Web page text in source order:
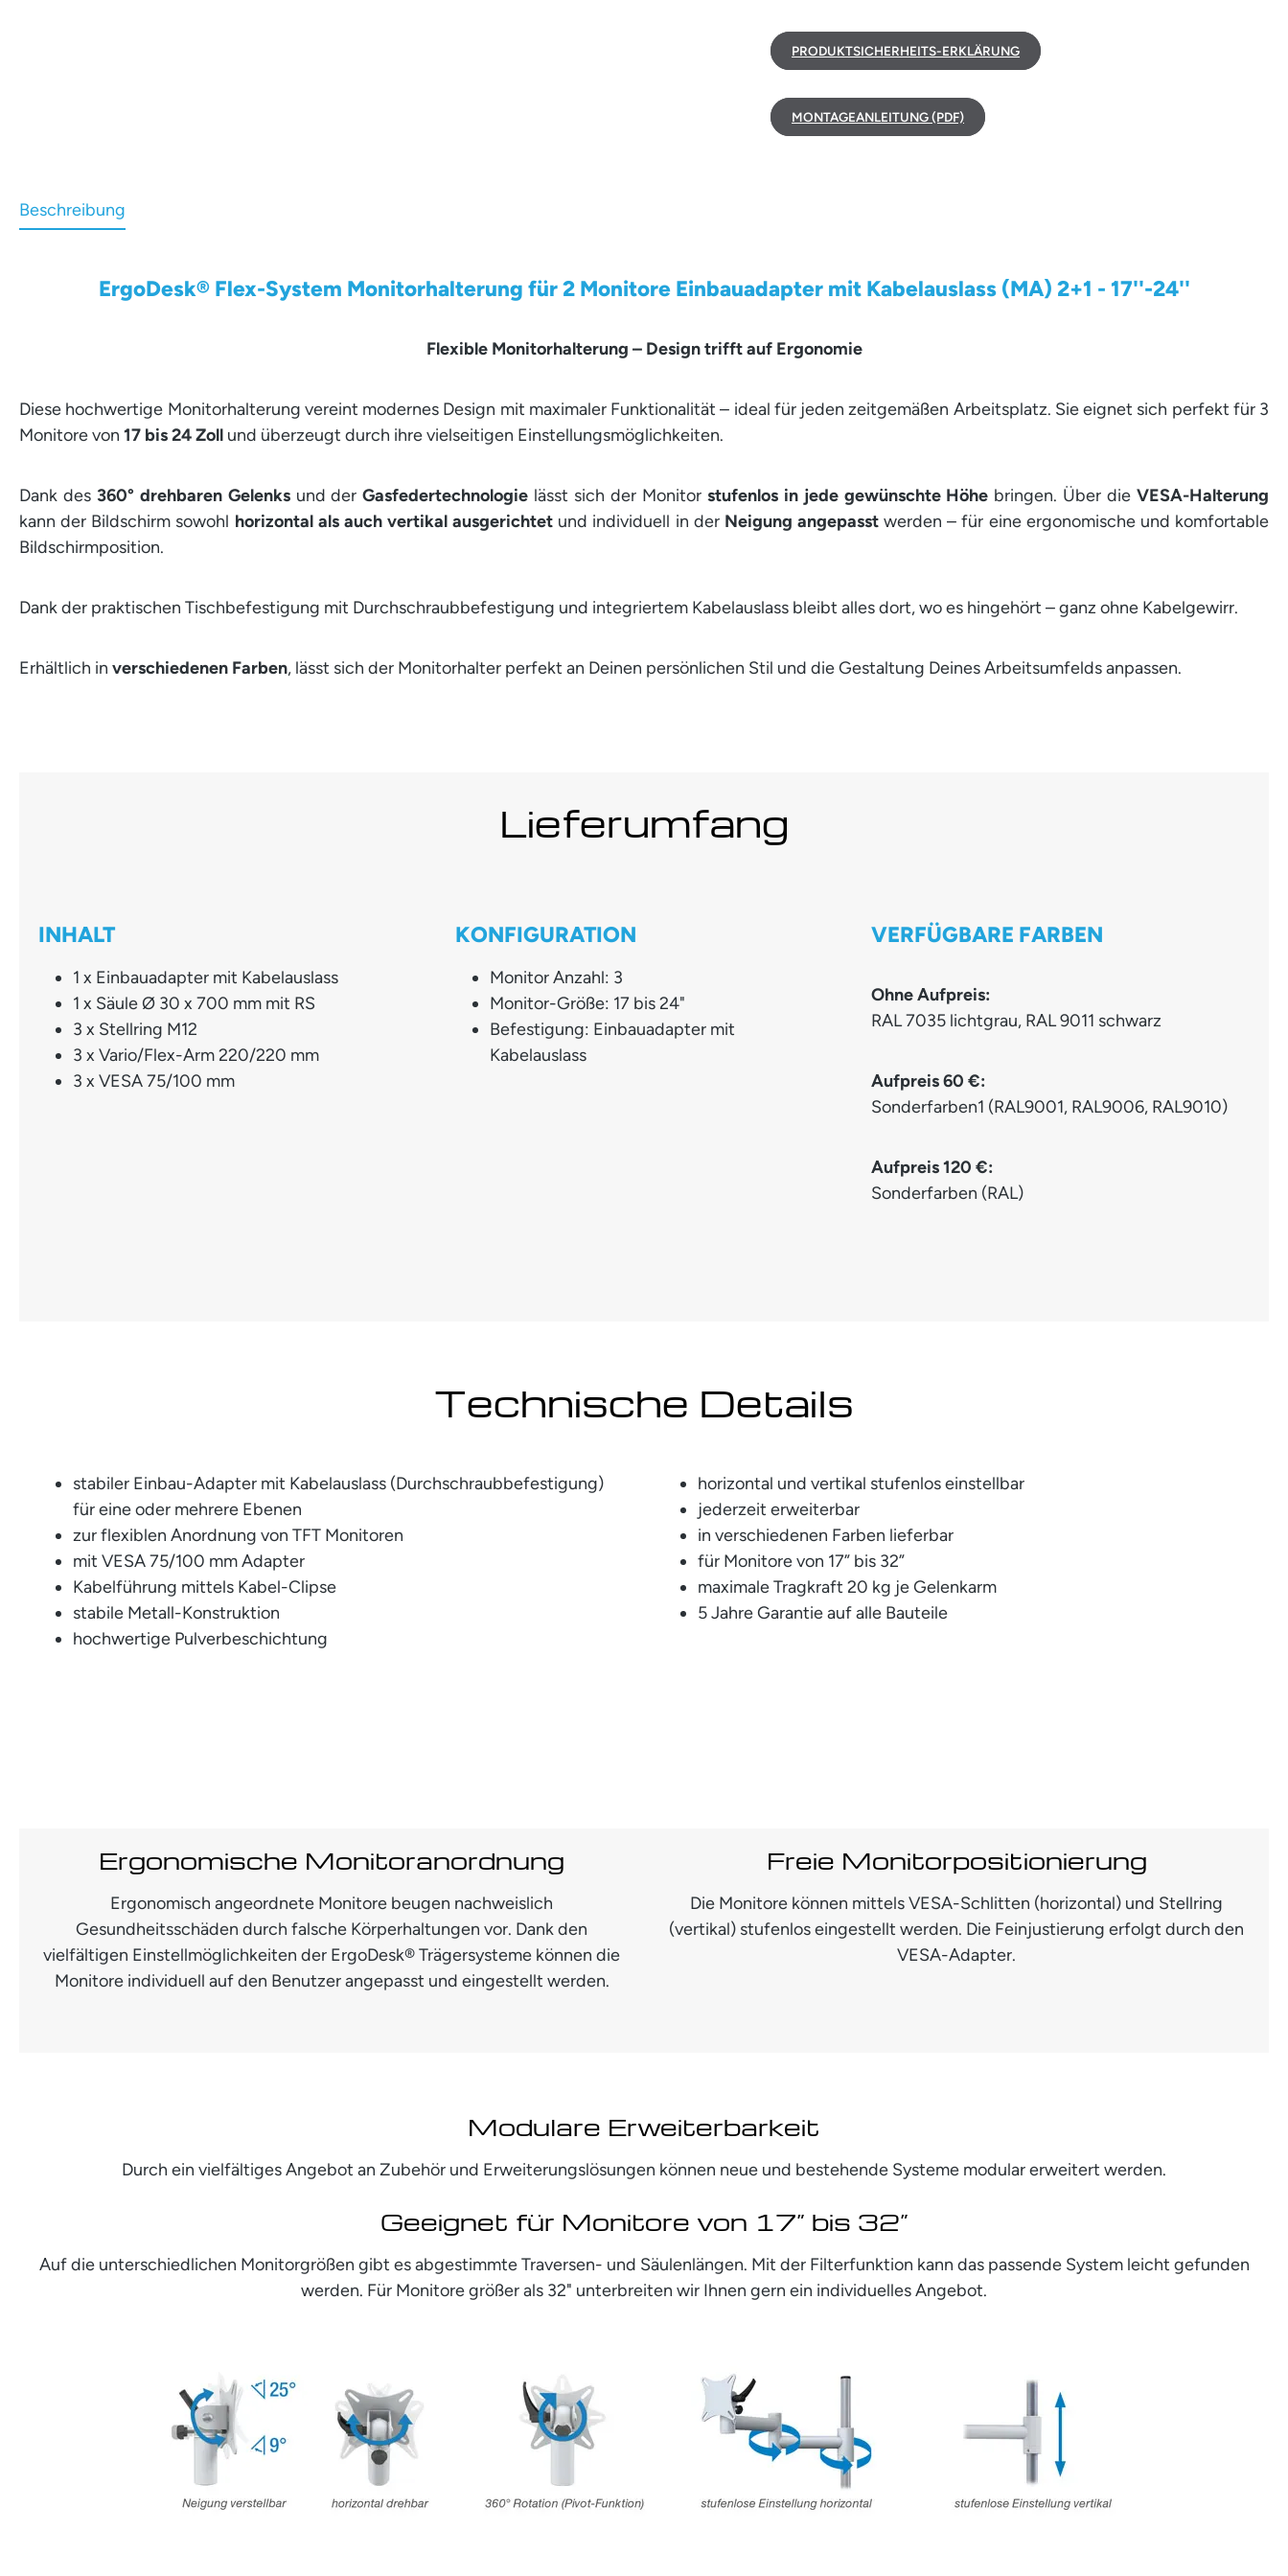
PRODUKTSICHERHEITS-ERKLÄRUNG
MONTAGEANLEITUNG (PDF)
Beschreibung
ErgoDesk® Flex-System Monitorhalterung für 2 Monitore Einbauadapter mit Kabelauslass (MA) 2+1 - 17''-24''
Flexible Monitorhalterung – Design trifft auf Ergonomie
Diese hochwertige Monitorhalterung vereint modernes Design mit maximaler Funktionalität – ideal für jeden zeitgemäßen Arbeitsplatz. Sie eignet sich perfekt für 3
Monitore von 17 bis 24 Zoll und überzeugt durch ihre vielseitigen Einstellungsmöglichkeiten.
Dank des 360° drehbaren Gelenksund derGasfedertechnologie lässt sich der Monitor stufenlos in jede gewünschte Höhe bringen. Über dieVESA-Halterung
kann der Bildschirm sowohl horizontal als auch vertikal ausgerichtet und individuell in der Neigung angepasst werden – für eine ergonomische und komfortable
Bildschirmposition.
Dank der praktischen Tischbefestigung mit Durchschraubbefestigung und integriertem Kabelauslass bleibt alles dort, wo es hingehört – ganz ohne Kabelgewirr.
Erhältlich in verschiedenen Farben, lässt sich der Monitorhalter perfekt an Deinen persönlichen Stil und die Gestaltung Deines Arbeitsumfelds anpassen.
Lieferumfang
INHALT
1 x Einbauadapter mit Kabelauslass
1 x Säule Ø 30 x 700 mm mit RS
3 x Stellring M12
3 x Vario/Flex-Arm 220/220 mm
3 x VESA 75/100 mm
KONFIGURATION
Monitor Anzahl: 3
Monitor-Größe: 17 bis 24"
Befestigung: Einbauadapter mit
Kabelauslass
VERFÜGBARE FARBEN
Ohne Aufpreis:
RAL 7035 lichtgrau, RAL 9011 schwarz
Aufpreis 60 €:
Sonderfarben1 (RAL9001, RAL9006, RAL9010)
Aufpreis 120 €:
Sonderfarben (RAL)
Technische Details
stabiler Einbau-Adapter mit Kabelauslass (Durchschraubbefestigung)
für eine oder mehrere Ebenen
zur flexiblen Anordnung von TFT Monitoren
mit VESA 75/100 mm Adapter
Kabelführung mittels Kabel-Clipse
stabile Metall-Konstruktion
hochwertige Pulverbeschichtung
horizontal und vertikal stufenlos einstellbar
jederzeit erweiterbar
in verschiedenen Farben lieferbar
für Monitore von 17” bis 32”
maximale Tragkraft 20 kg je Gelenkarm
5 Jahre Garantie auf alle Bauteile
Ergonomische Monitoranordnung
Ergonomisch angeordnete Monitore beugen nachweislich
Gesundheitsschäden durch falsche Körperhaltungen vor. Dank den
vielfältigen Einstellmöglichkeiten der ErgoDesk® Trägersysteme können die
Monitore individuell auf den Benutzer angepasst und eingestellt werden.
Freie Monitorpositionierung
Die Monitore können mittels VESA-Schlitten (horizontal) und Stellring
(vertikal) stufenlos eingestellt werden. Die Feinjustierung erfolgt durch den
VESA-Adapter.
Modulare Erweiterbarkeit
Durch ein vielfältiges Angebot an Zubehör und Erweiterungslösungen können neue und bestehende Systeme modular erweitert werden.
Geeignet für Monitore von 17” bis 32”
Auf die unterschiedlichen Monitorgrößen gibt es abgestimmte Traversen- und Säulenlängen. Mit der Filterfunktion kann das passende System leicht gefunden
werden. Für Monitore größer als 32" unterbreiten wir Ihnen gern ein individuelles Angebot.